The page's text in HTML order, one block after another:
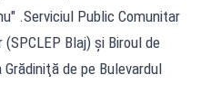
.Serviciul Public Comunitar
Blaj) şi Biroul de
de pe Bulevardul